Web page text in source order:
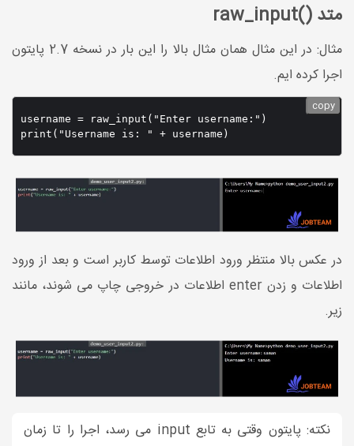
متد ()raw_input
مثال: در این مثال همان مثال بالا را این بار در نسخه 2.7 پایتون
اجرا کرده ایم.
username = raw_input("Enter username:")
copy
در عکس بالا منتظر ورود اطلاعات توسط کاربر است و بعد از ورود
اطلاعات و زدن enter اطلاعات در خروجی چاپ می شوند، مانند
زیر.
نکته: پایتون وقتی به تابع input می رسد، اجرا را تا زمان